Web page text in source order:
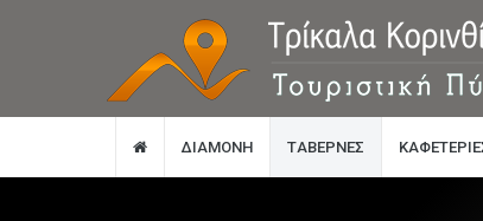
ΔΙΑΜΟΝΉ TΑΒΈΡΝΕΣ